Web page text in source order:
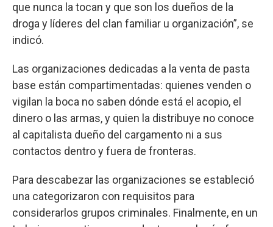
que nunca la tocan y que son los dueños de la
droga y líderes del clan familiar u organización”, se
indicó.
Las organizaciones dedicadas a la venta de pasta
base están compartimentadas: quienes venden o
vigilan la boca no saben dónde está el acopio, el
dinero o las armas, y quien la distribuye no conoce
al capitalista dueño del cargamento ni a sus
contactos dentro y fuera de fronteras.
Para descabezar las organizaciones se estableció
una categorizaron con requisitos para
considerarlos grupos criminales. Finalmente, en un